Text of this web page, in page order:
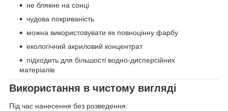
не блякне на сонці
чудова покриваність
можна використовувати як повноцінну фарбу
екологічний акриловий концентрат
підходить для більшості водно-дисперсійних
матеріалів
Використання в чистому вигляді
Під час нанесення без розведення: